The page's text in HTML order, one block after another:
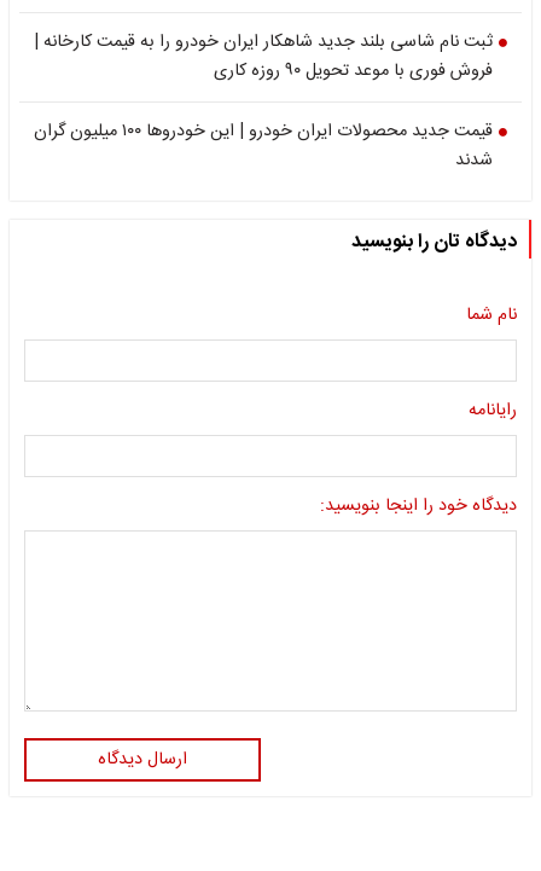
ثبت نام شاسی بلند جدید شاهکار ایران خودرو را به قیمت کارخانه |
فروش فوری با موعد تحویل ۹۰ روزه کاری
قیمت جدید محصولات ایران خودرو | این خودروها ۱۰۰ میلیون گران
شدند
دیدگاه تان را بنویسید
نام شما
رایانامه
دیدگاه خود را اینجا بنویسید:
ارسال دیدگاه